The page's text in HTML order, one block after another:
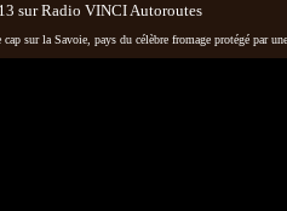
sur Radio VINCI Autoroutes
sur la Savoie, pays du célèbre fromage protégé par